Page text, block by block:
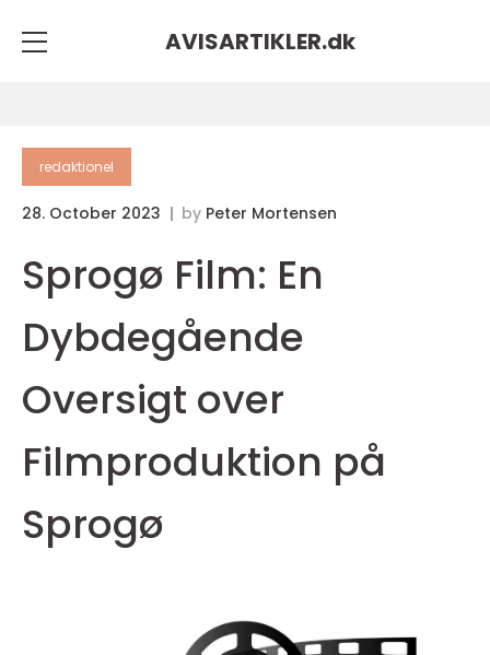
AVISARTIKLER.dk
redaktionel
28. October 2023 by Peter Mortensen
Sprogø Film: En
Dybdegående
Oversigt over
Filmproduktion på
Sprogø